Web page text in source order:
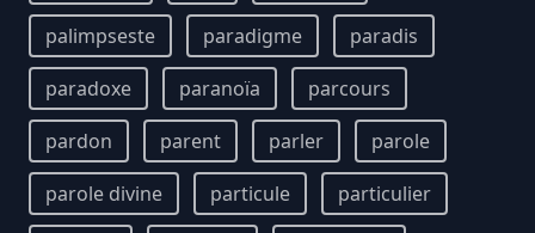
palimpseste
paradigme
paradis
paradoxe
paranoïa
parcours
pardon
parent parler
parole
parole divine
particule
particulier